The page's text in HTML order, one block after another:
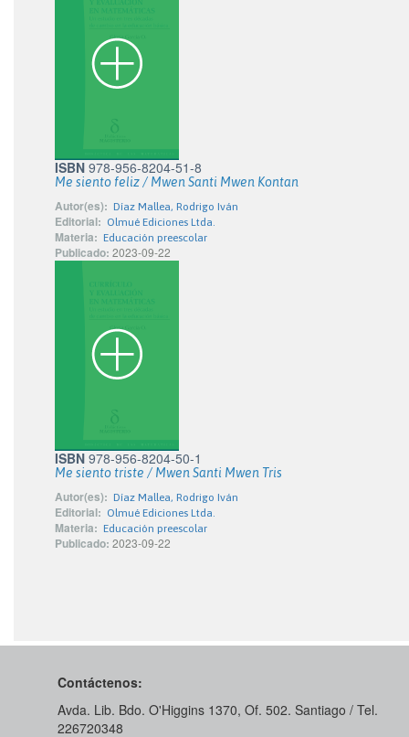
ISBN 978-956-8204-51-8
Me siento feliz / Mwen Santi Mwen Kontan
Autor(es): Díaz Mallea, Rodrigo Iván
Editorial: Olmué Ediciones Ltda.
Materia: Educación preescolar
Publicado: 2023-09-22
ISBN 978-956-8204-50-1
Me siento triste / Mwen Santi Mwen Tris
Autor(es): Díaz Mallea, Rodrigo Iván
Editorial: Olmué Ediciones Ltda.
Materia: Educación preescolar
Publicado: 2023-09-22
Contáctenos:
Avda. Lib. Bdo. O'Higgins 1370, Of. 502. Santiago / Tel.
226720348